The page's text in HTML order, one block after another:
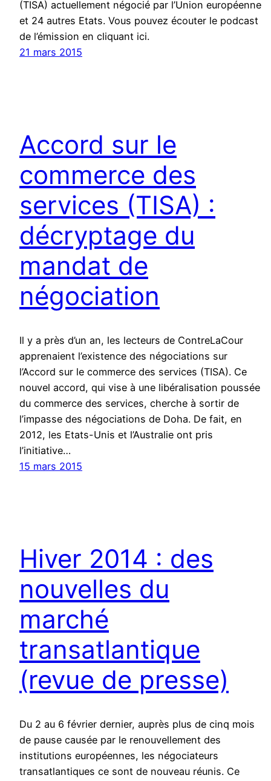
(TISA) actuellement négocié par l’Union européenne
et 24 autres Etats. Vous pouvez écouter le podcast
de l’émission en cliquant ici.
21 mars 2015
Accord sur le
commerce des
services (TISA) :
décryptage du
mandat de
négociation
Il y a près d’un an, les lecteurs de ContreLaCour
apprenaient l’existence des négociations sur
l’Accord sur le commerce des services (TISA). Ce
nouvel accord, qui vise à une libéralisation poussée
du commerce des services, cherche à sortir de
l’impasse des négociations de Doha. De fait, en
2012, les Etats-Unis et l’Australie ont pris
l’initiative…
15 mars 2015
Hiver 2014 : des
nouvelles du
marché
transatlantique
(revue de presse)
Du 2 au 6 février dernier, auprès plus de cinq mois
de pause causée par le renouvellement des
institutions européennes, les négociateurs
transatlantiques ce sont de nouveau réunis. Ce